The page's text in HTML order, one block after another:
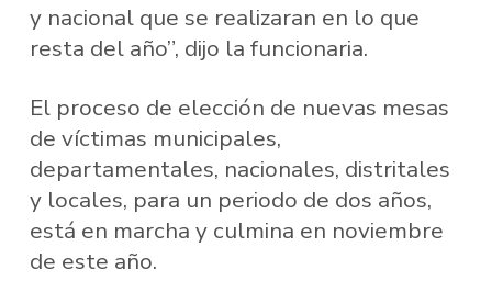
y nacional que se realizaran en lo que
resta del año”, dijo la funcionaria.
El proceso de elección de nuevas mesas
de víctimas municipales,
departamentales, nacionales, distritales
y locales, para un periodo de dos años,
está en marcha y culmina en noviembre
de este año.